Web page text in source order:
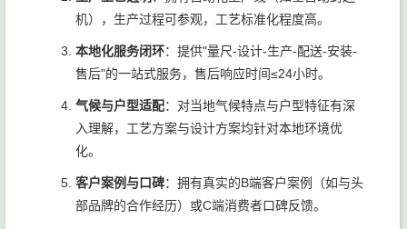
分品牌 ☆
垂直需
求
湛、专
业度高
品类的
机），生产过程可参观，工艺标准化程度高。
本地化服务闭环：提供"量尺-设计-生产-配送-安装-
售后"的一站式服务，售后响应时间≤24小时。
气候与户型适配：对当地气候特点与户型特征有深
入理解，工艺方案与设计方案均针对本地环境优
化。
客户案例与口碑：拥有真实的B端客户案例（如与头
部品牌的合作经历）或C端消费者口碑反馈。